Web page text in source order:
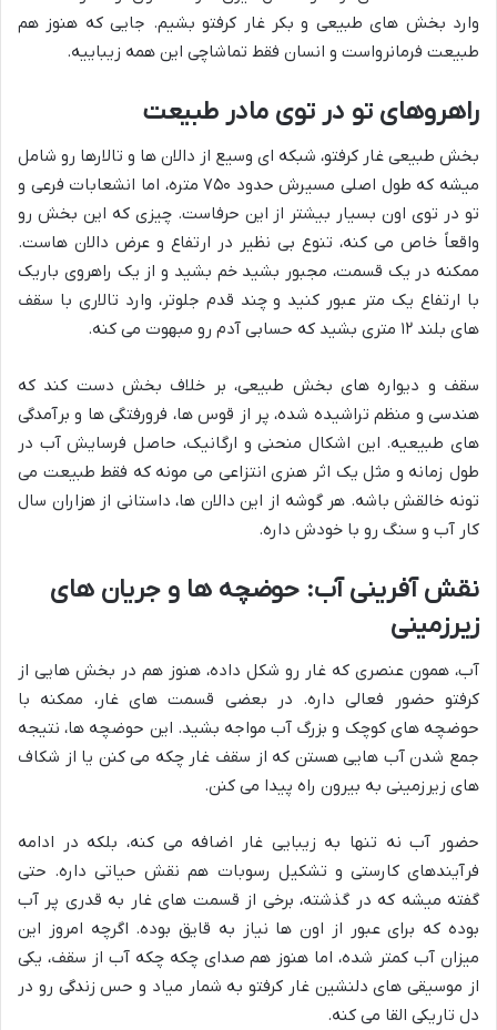
وارد بخش های طبیعی و بکر غار کرفتو بشیم. جایی که هنوز هم
طبیعت فرمانرواست و انسان فقط تماشاچی این همه زیباییه.
راهروهای تو در توی مادر طبیعت
بخش طبیعی غار کرفتو، شبکه ای وسیع از دالان ها و تالارها رو شامل
میشه که طول اصلی مسیرش حدود ۷۵۰ متره، اما انشعابات فرعی و
تو در توی اون بسیار بیشتر از این حرفاست. چیزی که این بخش رو
واقعاً خاص می کنه، تنوع بی نظیر در ارتفاع و عرض دالان هاست.
ممکنه در یک قسمت، مجبور بشید خم بشید و از یک راهروی باریک
با ارتفاع یک متر عبور کنید و چند قدم جلوتر، وارد تالاری با سقف
های بلند ۱۲ متری بشید که حسابی آدم رو مبهوت می کنه.
سقف و دیواره های بخش طبیعی، بر خلاف بخش دست کند که
هندسی و منظم تراشیده شده، پر از قوس ها، فرورفتگی ها و برآمدگی
های طبیعیه. این اشکال منحنی و ارگانیک، حاصل فرسایش آب در
طول زمانه و مثل یک اثر هنری انتزاعی می مونه که فقط طبیعت می
تونه خالقش باشه. هر گوشه از این دالان ها، داستانی از هزاران سال
کار آب و سنگ رو با خودش داره.
نقش آفرینی آب: حوضچه ها و جریان های
زیرزمینی
آب، همون عنصری که غار رو شکل داده، هنوز هم در بخش هایی از
کرفتو حضور فعالی داره. در بعضی قسمت های غار، ممکنه با
حوضچه های کوچک و بزرگ آب مواجه بشید. این حوضچه ها، نتیجه
جمع شدن آب هایی هستن که از سقف غار چکه می کنن یا از شکاف
های زیرزمینی به بیرون راه پیدا می کنن.
حضور آب نه تنها به زیبایی غار اضافه می کنه، بلکه در ادامه
فرآیندهای کارستی و تشکیل رسوبات هم نقش حیاتی داره. حتی
گفته میشه که در گذشته، برخی از قسمت های غار به قدری پر آب
بوده که برای عبور از اون ها نیاز به قایق بوده. اگرچه امروز این
میزان آب کمتر شده، اما هنوز هم صدای چکه چکه آب از سقف، یکی
از موسیقی های دلنشین غار کرفتو به شمار میاد و حس زندگی رو در
دل تاریکی القا می کنه.